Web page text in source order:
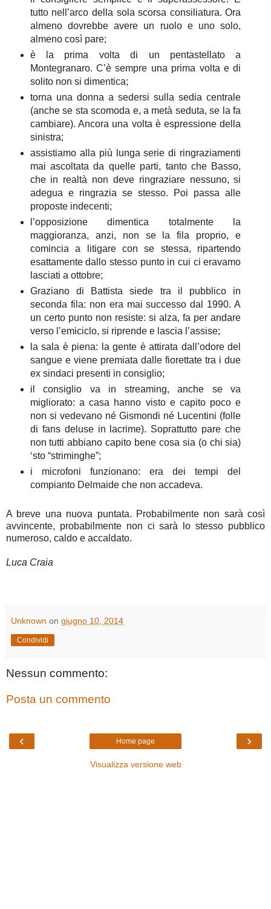
tutto nell’arco della sola scorsa consiliatura. Ora
almeno dovrebbe avere un ruolo e uno solo,
almeno così pare;
è la prima volta di un pentastellato a
Montegranaro. C’è sempre una prima volta e di
solito non si dimentica;
torna una donna a sedersi sulla sedia centrale
(anche se sta scomoda e, a metà seduta, se la fa
cambiare). Ancora una volta è espressione della
sinistra;
assistiamo alla più lunga serie di ringraziamenti
mai ascoltata da quelle parti, tanto che Basso,
che in realtà non deve ringraziare nessuno, si
adegua e ringrazia se stesso. Poi passa alle
proposte indecenti;
l’opposizione dimentica totalmente la
maggioranza, anzi, non se la fila proprio, e
comincia a litigare con se stessa, ripartendo
esattamente dallo stesso punto in cui ci eravamo
lasciati a ottobre;
Graziano di Battista siede tra il pubblico in
seconda fila: non era mai successo dal 1990. A
un certo punto non resiste: si alza, fa per andare
verso l’emiciclo, si riprende e lascia l’assise;
la sala è piena: la gente è attirata dall’odore del
sangue e viene premiata dalle fiorettate tra i due
ex sindaci presenti in consiglio;
il consiglio va in streaming, anche se va
migliorato: a casa hanno visto e capito poco e
non si vedevano né Gismondi né Lucentini (folle
di fans deluse in lacrime). Soprattutto pare che
non tutti abbiano capito bene cosa sia (o chi sia)
‘sto “striminghe”;
i microfoni funzionano: era dei tempi del
compianto Delmaide che non accadeva.
A breve una nuova puntata. Probabilmente non sarà così
avvincente, probabilmente non ci sarà lo stesso pubblico
numeroso, caldo e accaldato.
Luca Craia
Unknown on giugno 10, 2014
Condividi
Nessun commento:
Posta un commento
‹ ›
Home page
Visualizza versione web